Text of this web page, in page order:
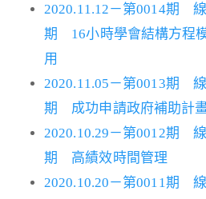
2020.11.12－第0014期
期 16小時學會結構方程
用
2020.11.05－第0013期
期 成功申請政府補助計
2020.10.29－第0012期
期 高績效時間管理
2020.10.20－第0011期